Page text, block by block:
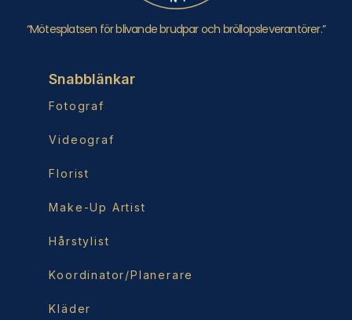
“Mötesplatsen för blivande brudpar och bröllopsleverantörer.”
Snabblänkar
Fotograf
Videograf
Florist
Make-Up Artist
Hårstylist
Koordinator/Planerare
Kläder